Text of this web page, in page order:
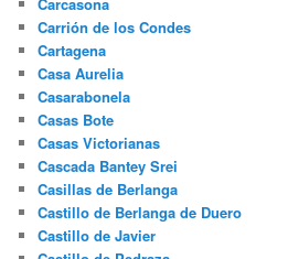
Carrión de los Condes
Cartagena
Casa Aurelia
Casarabonela
Casas Bote
Casas Victorianas
Cascada Bantey Srei
Casillas de Berlanga
Castillo de Berlanga de Duero
Castillo de Javier